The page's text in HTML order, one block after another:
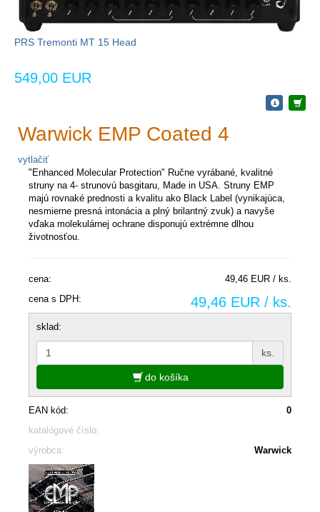
PRS Tremonti MT 15 Head
549,00 EUR
Warwick EMP Coated 4
vytlačiť
"Enhanced Molecular Protection" Ručne vyrábané, kvalitné
struny na 4- strunovú basgitaru, Made in USA. Struny EMP
majú rovnaké prednosti a kvalitu ako Black Label (vynikajúca,
nesmierne presná intonácia a plný brilantný zvuk) a navyše
vďaka molekulárnej ochrane disponujú extrémne dlhou
životnosťou.
cena:
49,46 EUR / ks.
cena s DPH:
49,46 EUR / ks.
sklad:
ks.
do košíka
EAN kód:
0
katalógové číslo:
výrobca:
Warwick